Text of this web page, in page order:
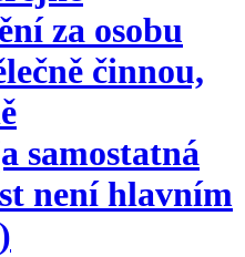
za osobu
činnou,
samostatná
není hlavním